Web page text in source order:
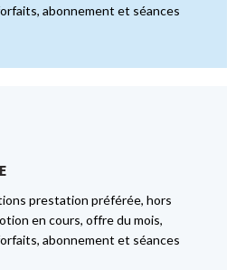
abonnement et séances
prestation préférée, hors
en cours, offre du mois,
abonnement et séances